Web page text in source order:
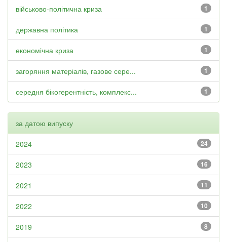
1
військово-політична криза
1
державна політика
1
економічна криза
1
загоряння матеріалів, газове сере...
1
середня бікогерентність, комплекс...
за датою випуску
24
2024
16
2023
11
2021
10
2022
8
2019